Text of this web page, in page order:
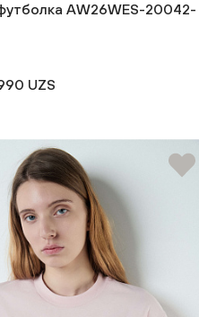
AW26WES-20042-
UZS